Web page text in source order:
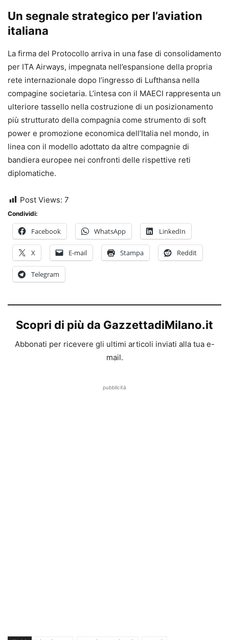
Un segnale strategico per l’aviation
italiana
La firma del Protocollo arriva in una fase di consolidamento
per ITA Airways, impegnata nell’espansione della propria
rete internazionale dopo l’ingresso di Lufthansa nella
compagine societaria. L’intesa con il MAECI rappresenta un
ulteriore tassello nella costruzione di un posizionamento
più strutturato della compagnia come strumento di soft
power e promozione economica dell’Italia nel mondo, in
linea con il modello adottato da altre compagnie di
bandiera europee nei confronti delle rispettive reti
diplomatiche.
Post Views: 7
Condividi:
Facebook WhatsApp LinkedIn
X E-mail Stampa Reddit
Telegram
Scopri di più da GazzettadiMilano.it
Abbonati per ricevere gli ultimi articoli inviati alla tua e-
mail.
pubblicità